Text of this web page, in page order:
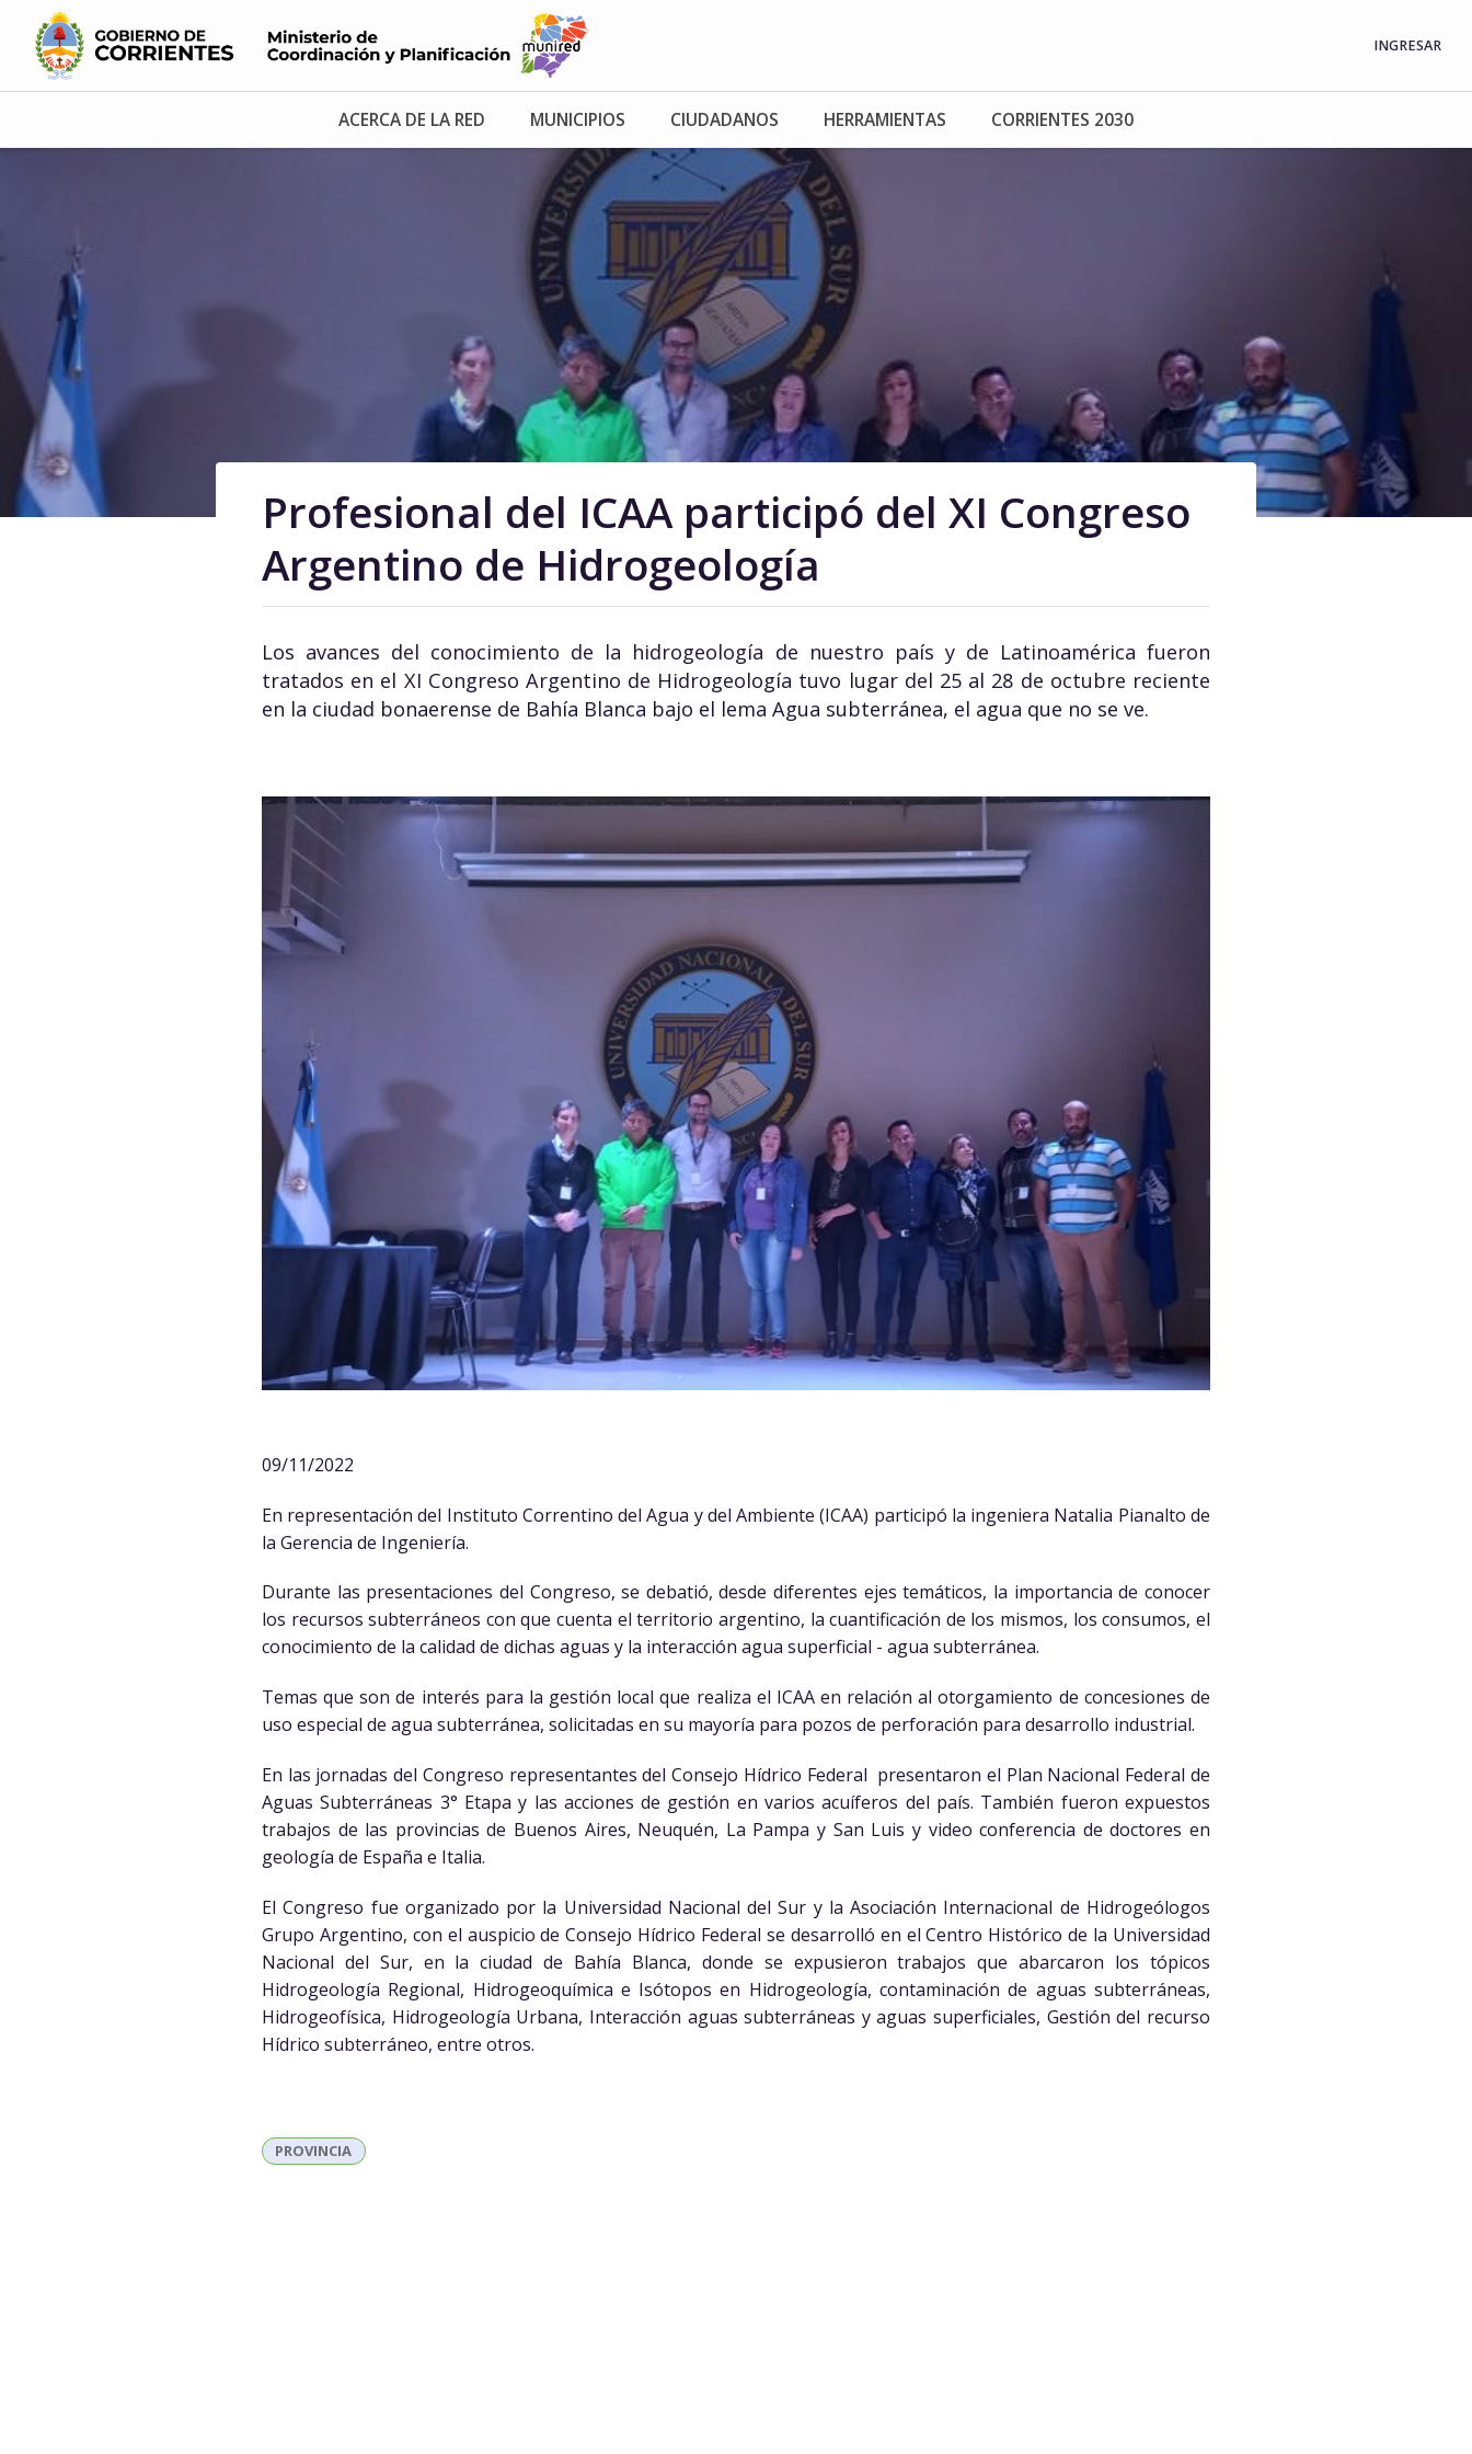
INGRESAR
ACERCA DE LA RED MUNICIPIOS CIUDADANOS HERRAMIENTAS CORRIENTES 2030
Profesional del ICAA participó del XI Congreso
Argentino de Hidrogeología
Los avances del conocimiento de la hidrogeología de nuestro país y de Latinoamérica fueron
tratados en el XI Congreso Argentino de Hidrogeología tuvo lugar del 25 al 28 de octubre reciente
en la ciudad bonaerense de Bahía Blanca bajo el lema Agua subterránea, el agua que no se ve.
09/11/2022
En representación del Instituto Correntino del Agua y del Ambiente (ICAA) participó la ingeniera Natalia Pianalto de
la Gerencia de Ingeniería.
Durante las presentaciones del Congreso, se debatió, desde diferentes ejes temáticos, la importancia de conocer
los recursos subterráneos con que cuenta el territorio argentino, la cuantificación de los mismos, los consumos, el
conocimiento de la calidad de dichas aguas y la interacción agua superficial - agua subterránea.
Temas que son de interés para la gestión local que realiza el ICAA en relación al otorgamiento de concesiones de
uso especial de agua subterránea, solicitadas en su mayoría para pozos de perforación para desarrollo industrial.
En las jornadas del Congreso representantes del Consejo Hídrico Federal presentaron el Plan Nacional Federal de
Aguas Subterráneas 3° Etapa y las acciones de gestión en varios acuíferos del país. También fueron expuestos
trabajos de las provincias de Buenos Aires, Neuquén, La Pampa y San Luis y video conferencia de doctores en
geología de España e Italia.
El Congreso fue organizado por la Universidad Nacional del Sur y la Asociación Internacional de Hidrogeólogos
Grupo Argentino, con el auspicio de Consejo Hídrico Federal se desarrolló en el Centro Histórico de la Universidad
Nacional del Sur, en la ciudad de Bahía Blanca, donde se expusieron trabajos que abarcaron los tópicos
Hidrogeología Regional, Hidrogeoquímica e Isótopos en Hidrogeología, contaminación de aguas subterráneas,
Hidrogeofísica, Hidrogeología Urbana, Interacción aguas subterráneas y aguas superficiales, Gestión del recurso
Hídrico subterráneo, entre otros.
PROVINCIA